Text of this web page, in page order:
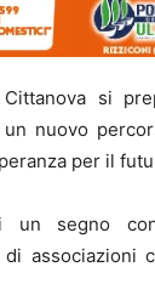
Cittanova si
un nuovo
per il
un segno
associazioni